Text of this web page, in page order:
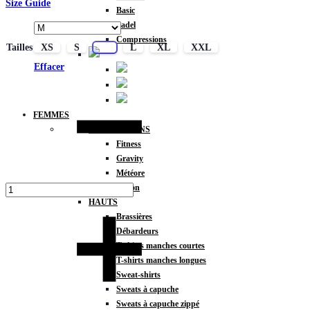
Basic
Padel
Compressions
FEMMES
COLLECTIONS
Fitness
Gravity
Météore
Action
HAUTS
Brassières
Débardeurs
T-shirts manches courtes
T-shirts manches longues
Sweat-shirts
Sweats à capuche
Sweats à capuche zippé
Size Guide
Tailles XS S L XL
XXL
Effacer